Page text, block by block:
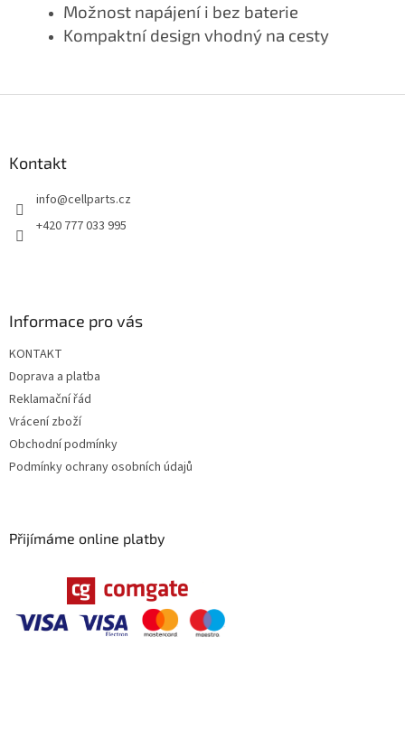
Možnost napájení i bez baterie
Kompaktní design vhodný na cesty
Kontakt
info@cellparts.cz
+420 777 033 995
Informace pro vás
KONTAKT
Doprava a platba
Reklamační řád
Vrácení zboží
Obchodní podmínky
Podmínky ochrany osobních údajů
Přijímáme online platby